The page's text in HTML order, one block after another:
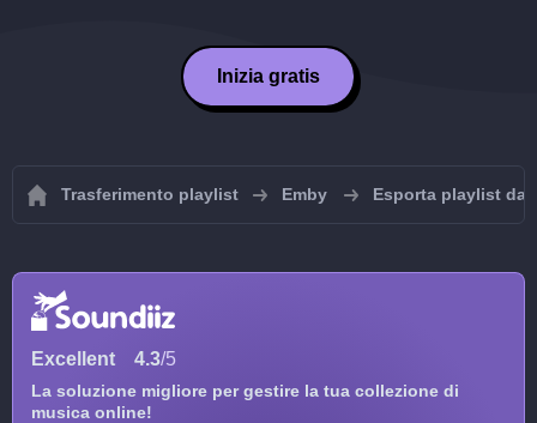
Inizia gratis
Trasferimento playlist Emby Esporta playlist da
Excellent 4.3/5
La soluzione migliore per gestire la tua collezione di
musica online!